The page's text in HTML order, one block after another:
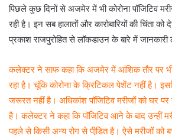
पिछले कुछ दिनों से अजमेर में भी कोरोना पॉजिटिव
रही है। इन सब हालातों और कारोबारियों की चिंता
प्रकाश राजपुरोहित से लॉकडाउन के बारे में जानकारी
कलेक्टर ने साफ कहा कि अजमेर में आंशिक तौर पर भी
रहा है। चूंकि कोरोना के क्रिटिकल पेशेंट नहीं है।
जरूरत नहीं है। अधिकांश पॉजिटिव मरीजों को घर पर
है। कलेक्टर ने कहा कि पॉजिटिव आने के बाद उन्हीं
पहले से किसी अन्य रोग से पीडि़त है। ऐसे मरीजों को